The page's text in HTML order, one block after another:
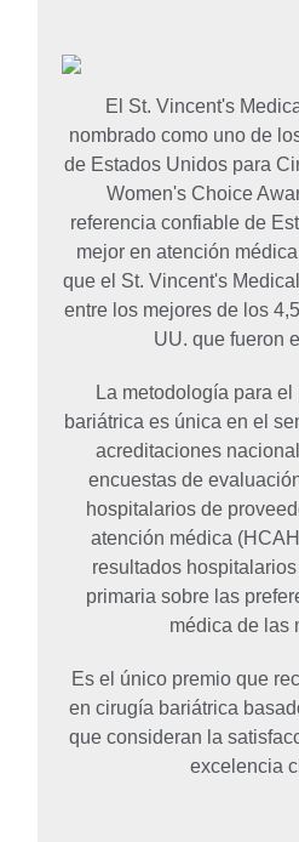
El St. Vincent's
nombrado como uno de
de Estados Unidos para
Women's Choice
referencia confiable de
mejor en atención
que el St. Vincent's
entre los mejores de los
UU. que fueron
La metodología para
bariátrica es única en el
acreditaciones
encuestas de
hospitalarios de
atención médica
resultados
primaria sobre las
médica de las
Es el único premio que
en cirugía bariátrica
que consideran la
excelencia